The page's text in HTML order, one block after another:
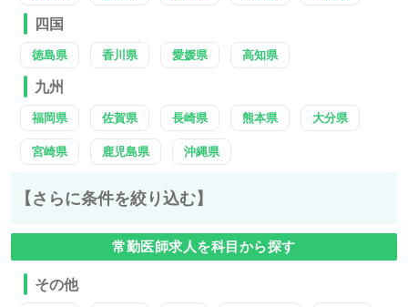
四国
徳島県 香川県 愛媛県 高知県
九州
福岡県 佐賀県 長崎県 熊本県 大分県
宮崎県 鹿児島県 沖縄県
【さらに条件を絞り込む】
常勤医師求人を科目から探す
その他